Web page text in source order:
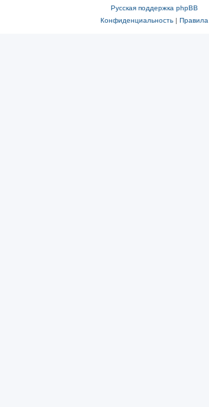
Русская поддержка phpBB
Конфиденциальность| Правила